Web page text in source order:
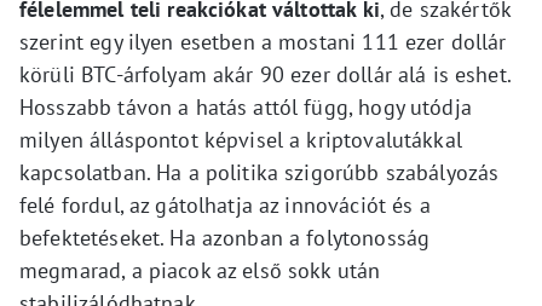
félelemmel teli reakciókat váltottak ki, de szakértők
szerint egy ilyen esetben a mostani 111 ezer dollár
körüli BTC-árfolyam akár 90 ezer dollár alá is eshet.
Hosszabb távon a hatás attól függ, hogy utódja
milyen álláspontot képvisel a kriptovalutákkal
kapcsolatban. Ha a politika szigorúbb szabályozás
felé fordul, az gátolhatja az innovációt és a
befektetéseket. Ha azonban a folytonosság
megmarad, a piacok az első sokk után